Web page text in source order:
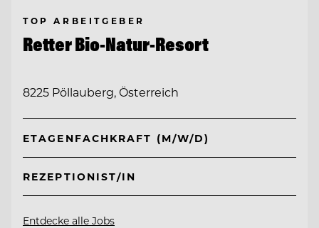
TOP ARBEITGEBER
Retter Bio-Natur-Resort
8225 Pöllauberg, Österreich
ETAGENFACHKRAFT (M/W/D)
REZEPTIONIST/IN
Entdecke alle Jobs